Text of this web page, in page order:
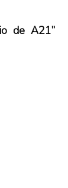
de A21”